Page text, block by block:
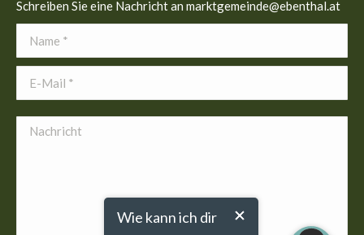
Schreiben Sie eine Nachricht an marktgemeinde@ebenthal.at
Name *
E-Mail *
Nachricht
Wie kann ich dir